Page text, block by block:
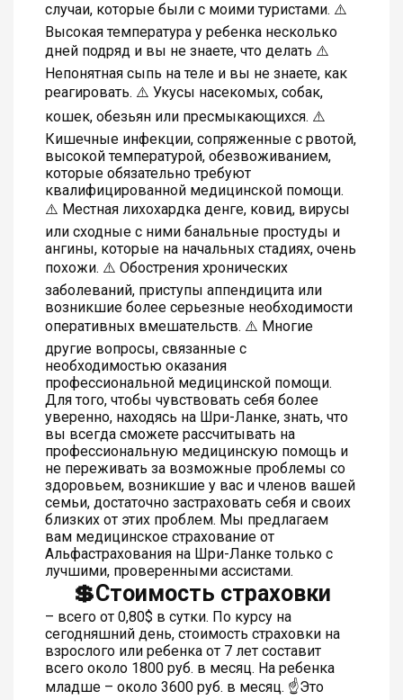
случаи, которые были с моими туристами. ⚠️
Высокая температура у ребенка несколько
дней подряд и вы не знаете, что делать ⚠️
Непонятная сыпь на теле и вы не знаете, как
реагировать. ⚠️ Укусы насекомых, собак,
кошек, обезьян или пресмыкающихся. ⚠️
Кишечные инфекции, сопряженные с рвотой,
высокой температурой, обезвоживанием,
которые обязательно требуют
квалифицированной медицинской помощи.
⚠️ Местная лихохардка денге, ковид, вирусы
или сходные с ними банальные простуды и
ангины, которые на начальных стадиях, очень
похожи. ⚠️ Обострения хронических
заболеваний, приступы аппендицита или
возникшие более серьезные необходимости
оперативных вмешательств. ⚠️ Многие
другие вопросы, связанные с
необходимостью оказания
профессиональной медицинской помощи.
Для того, чтобы чувствовать себя более
уверенно, находясь на Шри-Ланке, знать, что
вы всегда сможете рассчитывать на
профессиональную медицинскую помощь и
не переживать за возможные проблемы со
здоровьем, возникшие у вас и членов вашей
семьи, достаточно застраховать себя и своих
близких от этих проблем. Мы предлагаем
вам медицинское страхование от
Альфастрахования на Шри-Ланке только с
лучшими, проверенными ассистами.
💲Стоимость страховки
– всего от 0,80$ в сутки. По курсу на
сегодняшний день, стоимость страховки на
взрослого или ребенка от 7 лет составит
всего около 1800 руб. в месяц. На ребенка
младше – около 3600 руб. в месяц. ☝️Это